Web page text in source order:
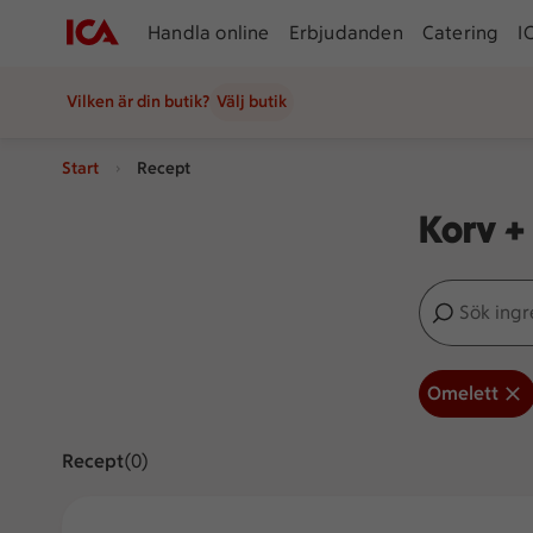
Handla online Erbjudanden Catering
Vilken är din butik? Välj butik
Start Recept
Korv
Sök
Inga förslag
Omelett
ReceptVisar 0 stycken
(0)